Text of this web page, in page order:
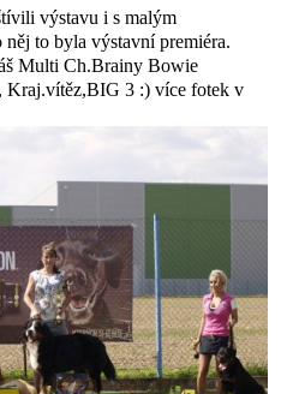
výstavu i s malým
to byla výstavní premiéra.
Multi Ch.Brainy Bowie
Kraj.vítěz,BIG 3 :) více fotek v